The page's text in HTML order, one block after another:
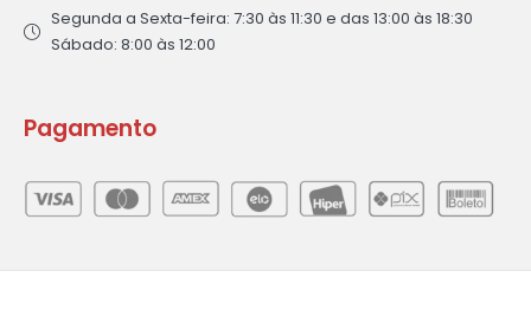
Segunda a Sexta-feira: 7:30 às 11:30 e das 13:00 às 18:30
Sábado: 8:00 às 12:00
Pagamento